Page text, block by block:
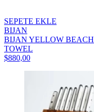
SEPETE EKLE
BIJAN
BIJAN YELLOW BEACH
TOWEL
$880,00